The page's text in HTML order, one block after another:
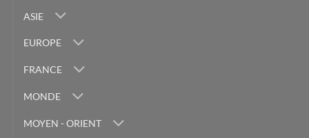
ASIE
EUROPE
FRANCE
MONDE
MOYEN - ORIENT